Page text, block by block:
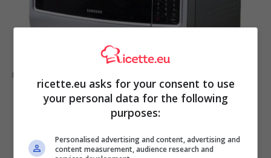
Il trucco che tutti dovrebbero conoscere (fonte pixabey)
ricette.eu asks for your consent to use
your personal data for the following
purposes:
Personalised advertising and content, advertising and
content measurement, audience research and